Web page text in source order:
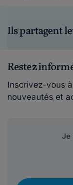
Ils partagent
Restez
Inscrivez-vous
nouveautés et